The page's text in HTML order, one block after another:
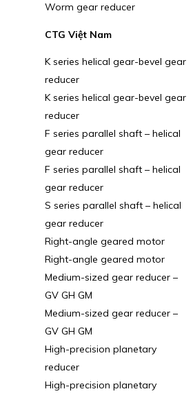
Worm gear reducer
CTG Việt Nam
K series helical gear-bevel gear
reducer
K series helical gear-bevel gear
reducer
F series parallel shaft – helical
gear reducer
F series parallel shaft – helical
gear reducer
S series parallel shaft – helical
gear reducer
Right-angle geared motor
Right-angle geared motor
Medium-sized gear reducer –
GV GH GM
Medium-sized gear reducer –
GV GH GM
High-precision planetary
reducer
High-precision planetary